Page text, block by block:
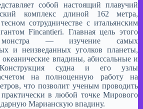
собой настоящий плавучий
комплекс длиной 162 метра,
сотрудничестве с итальянским
Fincantieri. Главная цель этого
монстра — изучение самых
и неизведанных уголков планеты,
впадины, абиссальные и
судна и его узлы
на полноценную работу на
что позволит ученым проводить
в любой точке Мирового
Марианскую впадину.